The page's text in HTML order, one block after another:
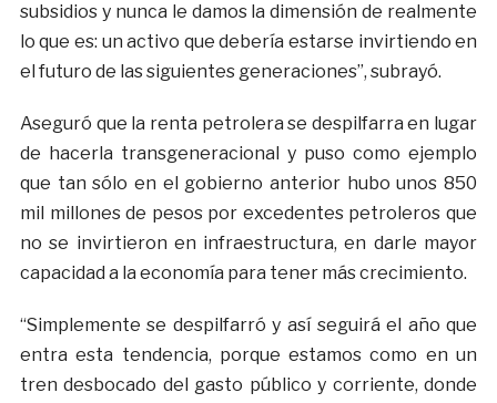
subsidios y nunca le damos la dimensión de realmente
lo que es: un activo que debería estarse invirtiendo en
el futuro de las siguientes generaciones”, subrayó.
Aseguró que la renta petrolera se despilfarra en lugar
de hacerla transgeneracional y puso como ejemplo
que tan sólo en el gobierno anterior hubo unos 850
mil millones de pesos por excedentes petroleros que
no se invirtieron en infraestructura, en darle mayor
capacidad a la economía para tener más crecimiento.
“Simplemente se despilfarró y así seguirá el año que
entra esta tendencia, porque estamos como en un
tren desbocado del gasto público y corriente, donde